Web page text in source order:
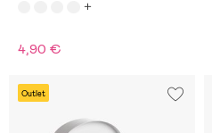
4,90 €
Outlet